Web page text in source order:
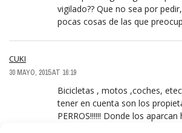
vigilado?? Que no sea por
pocas cosas de las que
CUKI
30 MAYO, 2015 AT 16:19
Bicicletas , motos ,coches,
tener en cuenta son los
PERROS!!!!!! Donde los aparcan